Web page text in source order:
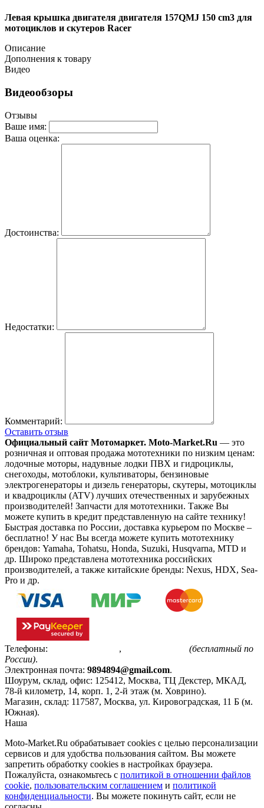
Левая крышка двигателя двигателя 157QMJ 150 cm3 для
мотоциклов и скутеров Racer
Описание
Дополнения к товару
Видео
Видеообзоры
Отзывы
Ваше имя:
Ваша оценка:
Достоинства:
Недостатки:
Комментарий:
Оставить отзыв
Официальный сайт Мотомаркет. Moto-Market.Ru — это
розничная и оптовая продажа мототехники по низким ценам:
лодочные моторы, надувные лодки ПВХ и гидроциклы,
снегоходы, мотоблоки, культиваторы, бензиновые
электрогенераторы и дизель генераторы, скутеры, мотоциклы
и квадроциклы (ATV) лучших отечественных и зарубежных
производителей! Запчасти для мототехники. Также Вы
можете купить в кредит представленную на сайте технику!
Быстрая доставка по России, доставка курьером по Москве –
бесплатно! У нас Вы всегда можете купить мототехнику
брендов: Yamaha, Tohatsu, Honda, Suzuki, Husqvarna, MTD и
др. Широко представлена мототехника российских
производителей, а также китайские бренды: Nexus, HDX, Sea-
Pro и др.
Телефоны: ,
(бесплатный по
России).
Электронная почта: 9894894@gmail.com.
Шоурум, склад, офис: 125412, Москва, ТЦ Декстер, МКАД,
78-й километр, 14, корп. 1, 2-й этаж (м. Ховрино).
Магазин, склад: 117587, Москва, ул. Кировоградская, 11 Б (м.
Южная).
Наша
Moto-Market.Ru обрабатывает сookies с целью персонализации
сервисов и для удобства пользования сайтом. Вы можете
запретить обработку сookies в настройках браузера.
Пожалуйста, ознакомьтесь с политикой в отношении файлов
cookie, пользовательским соглашением и политикой
конфиденциальности. Вы можете покинуть сайт, если не